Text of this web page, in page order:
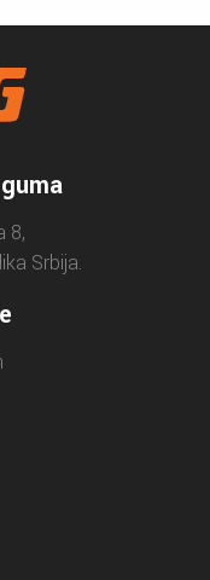
8,
Srbija.